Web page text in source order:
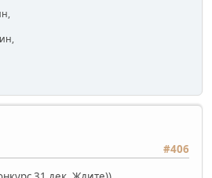
#406